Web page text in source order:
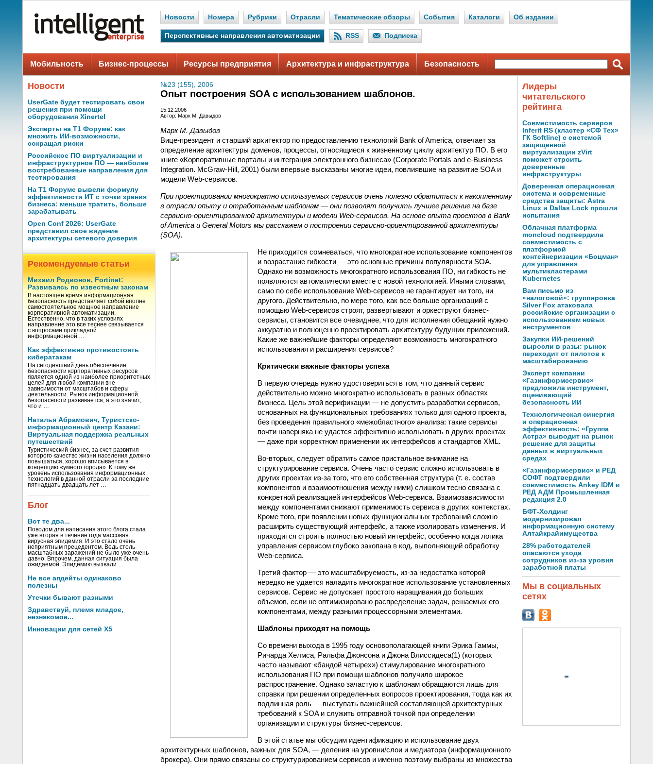
Новости Номера Рубрики Отрасли Тематические обзоры События Каталоги Об издании
Перспективные направления автоматизации RSS Подписка
Мобильность Бизнес-процессы Ресурсы предприятия Архитектура и инфраструктура Безопасность
Новости
UserGate будет тестировать свои
решения при помощи
оборудования Xinertel
Эксперты на Т1 Форуме: как
множить ИИ-возможности,
сокращая риски
Российское ПО виртуализации и
инфраструктурное ПО — наиболее
востребованные направления для
тестирования
На Т1 Форуме вывели формулу
эффективности ИТ с точки зрения
бизнеса: меньше тратить, больше
зарабатывать
Open Conf 2026: UserGate
представил свое видение
архитектуры сетевого доверия
Рекомендуемые статьи
Михаил Родионов, Fortinet:
Развиваясь по известным законам
В настоящее время информационная
безопасность представляет собой вполне
самостоятельное мощное направление
корпоративной автоматизации.
Естественно, что в таких условиях
направление это все теснее связывается
с вопросами прикладной
информационной …
Как эффективно противостоять
кибератакам
На сегодняшний день обеспечение
безопасности корпоративных ресурсов
является одной из наиболее приоритетных
целей для любой компании вне
зависимости от масштабов и сферы
деятельности. Рынок информационной
безопасности развивается, а это значит,
что и …
Наталья Абрамович, Туристско-
информационный центр Казани:
Виртуальная поддержка реальных
путешествий
Туристический бизнес, за счет развития
которого качество жизни населения должно
повышаться, хорошо вписывается в
концепцию «умного города». К тому же
уровень использования информационных
технологий в данной отрасли за последние
пятнадцать-двадцать лет …
Блог
Вот те два...
Поводом для написания этого блога стала
уже вторая в течение года массовая
вирусная эпидемия. И это стало очень
неприятным прецедентом. Ведь столь
масштабных заражений не было уже очень
давно. Впрочем, данная ситуация была
ожидаемой. Эпидемию вызвали …
Не все апдейты одинаково
полезны
Утечки бывают разными
Здравствуй, племя младое,
незнакомое...
Инновации для сетей X5
№23 (155), 2006
Опыт построения SOA с использованием шаблонов.
15.12.2006
Автор: Марк М. Давыдов
Марк М. Давыдов
Вице-президент и старший архитектор по предоставлению технологий Bank of America, отвечает за
определение архитектуры доменов, процессы, относящиеся к жизненному циклу архитектур ПО. В его
книге «Корпоративные порталы и интеграция электронного бизнеса» (Corporate Portals and e-Business
Integration. McGraw-Hill, 2001) были впервые высказаны многие идеи, повлиявшие на развитие SOA и
модели Web-сервисов.
При проектировании многократно используемых сервисов очень полезно обратиться к накопленному
в отрасли опыту и отработанным шаблонам — они позволят получить лучшее решение на базе
сервисно-ориентированной архитектуры и модели Web-сервисов. На основе опыта проектов в Bank
of America и General Motors мы расскажем о построении сервисно-ориентированной архитектуры
(SOA).
Не приходится сомневаться, что многократное использование компонентов
и возрастание гибкости — это основные причины популярности SOA.
Однако ни возможность многократного использования ПО, ни гибкость не
появляются автоматически вместе с новой технологией. Иными словами,
само по себе использование Web-сервисов не гарантирует ни того, ни
другого. Действительно, по мере того, как все больше организаций с
помощью Web-сервисов строят, развертывают и оркеструют бизнес-
сервисы, становится все очевиднее, что для исполнения обещаний нужно
аккуратно и полноценно проектировать архитектуру будущих приложений.
Какие же важнейшие факторы определяют возможность многократного
использования и расширения сервисов?
Критически важные факторы успеха
В первую очередь нужно удостовериться в том, что данный сервис
действительно можно многократно использовать в разных областях
бизнеса. Цель этой верификации — не допустить разработки сервисов,
основанных на функциональных требованиях только для одного проекта,
без проведения правильного «межобластного» анализа: такие сервисы
почти наверняка не удастся эффективно использовать в других проектах
— даже при корректном применении их интерфейсов и стандартов XML.
Во-вторых, следует обратить самое пристальное внимание на
структурирование сервиса. Очень часто сервис сложно использовать в
других проектах из-за того, что его собственная структура (т. е. состав
компонентов и взаимоотношения между ними) слишком тесно связана с
конкретной реализацией интерфейсов Web-сервиса. Взаимозависимости
между компонентами снижают применимость сервиса в других контекстах.
Кроме того, при появлении новых функциональных требований сложно
расширить существующий интерфейс, а также изолировать изменения. И
приходится строить полностью новый интерфейс, особенно когда логика
управления сервисом глубоко закопана в код, выполняющий обработку
Web-сервиса.
Третий фактор — это масштабируемость, из-за недостатка которой
нередко не удается наладить многократное использование установленных
сервисов. Сервис не допускает простого наращивания до больших
объемов, если не оптимизировано распределение задач, решаемых его
компонентами, между разными процессорными элементами.
Шаблоны приходят на помощь
Со времени выхода в 1995 году основополагающей книги Эрика Гаммы,
Ричарда Хелмса, Ральфа Джонсона и Джона Влиссидеса(1) (которых
часто называют «бандой четырех») стимулирование многократного
использования ПО при помощи шаблонов получило широкое
распространение. Однако зачастую к шаблонам обращаются лишь для
справки при решении определенных вопросов проектирования, тогда как их
подлинная роль — выступать важнейшей составляющей архитектурных
требований к SOA и служить отправной точкой при определении
организации и структуры бизнес-сервисов.
В этой статье мы обсудим идентификацию и использование двух
архитектурных шаблонов, важных для SOA, — деления на уровни/слои и медиатора (информационного
брокера). Они прямо связаны со структурированием сервисов и именно поэтому выбраны из множества
Лидеры
читательского
рейтинга
Совместимость серверов
Inferit RS (кластер «СФ Тех»
ГК Softline) с системой
защищенной
виртуализации zVirt
поможет строить
доверенные
инфраструктуры
Доверенная операционная
система и современные
средства защиты: Astra
Linux и Dallas Lock прошли
испытания
Облачная платформа
moncloud подтвердила
совместимость с
платформой
контейнеризации «Боцман»
для управления
мультикластерами
Kubernetes
Вам письмо из
«налоговой»: группировка
Silver Fox атаковала
российские организации с
использованием новых
инструментов
Закупки ИИ-решений
выросли в разы: рынок
переходит от пилотов к
масштабированию
Эксперт компании
«Газинформсервис»
предложила инструмент,
оценивающий
безопасность ИИ
Технологическая синергия
и операционная
эффективность: «Группа
Астра» выводит на рынок
решение для защиты
данных в виртуальных
средах
«Газинформсервис» и РЕД
СОФТ подтвердили
совместимость Ankey IDM и
РЕД АДМ Промышленная
редакция 2.0
БФТ-Холдинг
модернизировал
информационную систему
Алтайкрайимущества
28% работодателей
опасаются ухода
сотрудников из-за уровня
заработной платы
Мы в социальных
сетях